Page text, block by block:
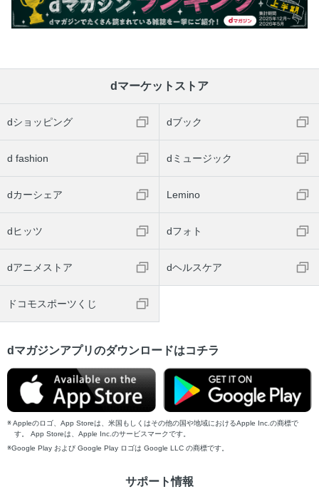
dマーケットストア
dショッピング dブック
d fashion dミュージック
dカーシェア Lemino
dヒッツ dフォト
dアニメストア dヘルスケア
ドコモスポーツくじ
dマガジンアプリのダウンロードはコチラ
Appleのロゴ、App Storeは、米国もしくはその他の国や地域におけるApple Inc.の商標で
す。 App Storeは、Apple Inc.のサービスマークです。
Google Play および Google Play ロゴは Google LLC の商標です。
サポート情報